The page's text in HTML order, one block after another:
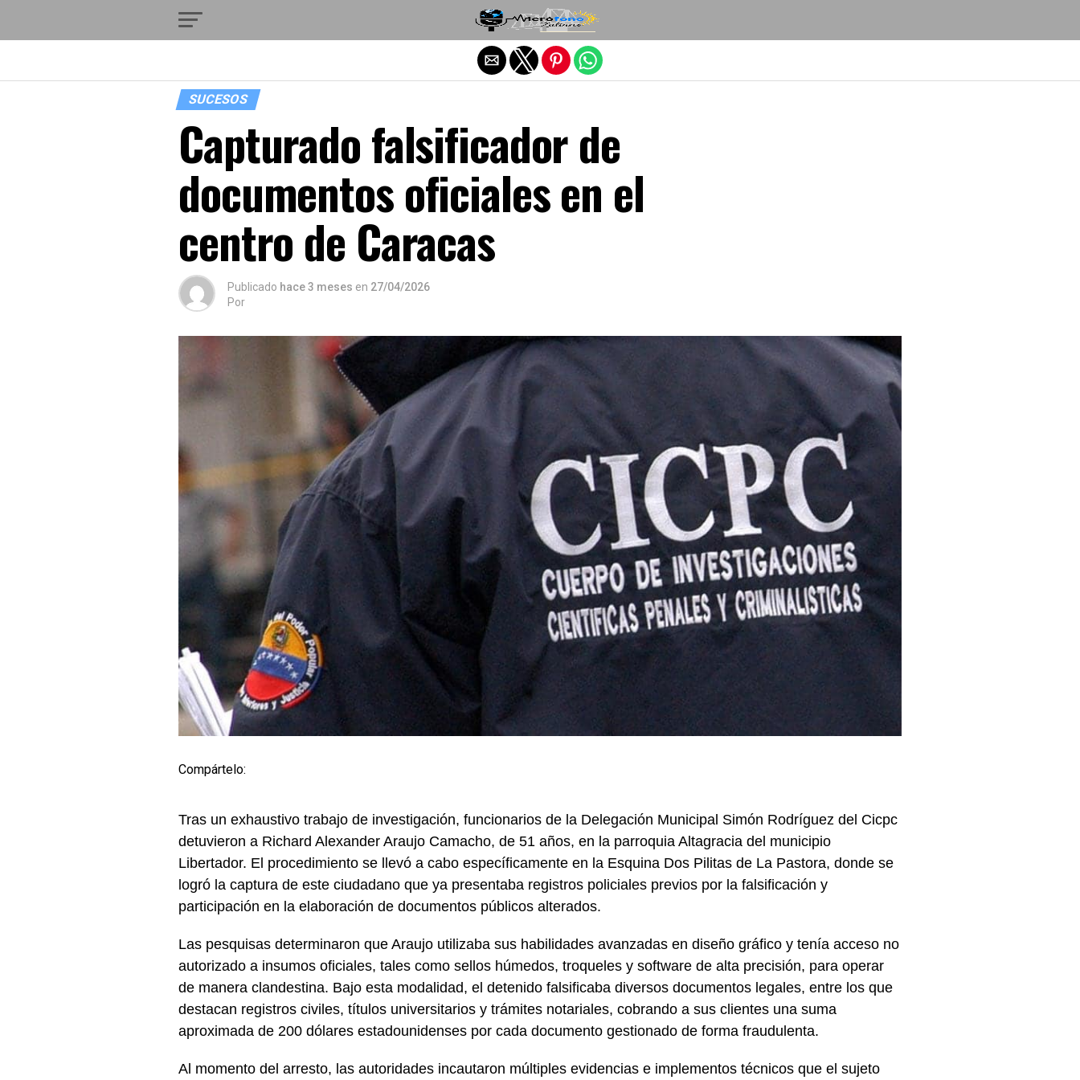
SUCESOS
Capturado falsificador de
documentos oficiales en el
centro de Caracas
Publicado hace 3 meses en 27/04/2026
Por
Compártelo:
Tras un exhaustivo trabajo de investigación, funcionarios de la Delegación Municipal Simón Rodríguez del Cicpc
detuvieron a Richard Alexander Araujo Camacho, de 51 años, en la parroquia Altagracia del municipio
Libertador. El procedimiento se llevó a cabo específicamente en la Esquina Dos Pilitas de La Pastora, donde se
logró la captura de este ciudadano que ya presentaba registros policiales previos por la falsificación y
participación en la elaboración de documentos públicos alterados.
Las pesquisas determinaron que Araujo utilizaba sus habilidades avanzadas en diseño gráfico y tenía acceso no
autorizado a insumos oficiales, tales como sellos húmedos, troqueles y software de alta precisión, para operar
de manera clandestina. Bajo esta modalidad, el detenido falsificaba diversos documentos legales, entre los que
destacan registros civiles, títulos universitarios y trámites notariales, cobrando a sus clientes una suma
aproximada de 200 dólares estadounidenses por cada documento gestionado de forma fraudulenta.
Al momento del arresto, las autoridades incautaron múltiples evidencias e implementos técnicos que el sujeto
Salir de la versión móvil